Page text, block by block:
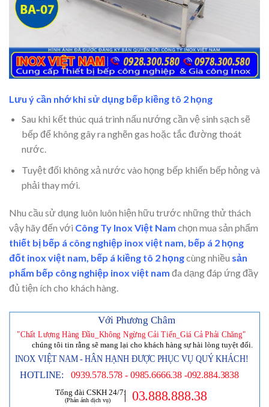
Lưu ý cần nhớ khi sử dụng bếp kiềng tô 2 họng
Sau khi kết thúc quá trình nấu nướng cần vệ sinh sạch sẽ
bếp để không gây ra nghẽn gas hoặc tắc đường thoát
nước.
Tuyệt đối không xả nước vào họng bếp khiến bếp hỏng và
phải thay mới.
Nhu cầu sử dụng luôn luôn hiện hữu trước những thử thách
vậy hãy đến với Công Ty Inox Việt Nam chọn mua sản phẩm
thiết bị bếp á công nghiệp inox việt nam, bếp á 2 họng
đốt inox việt nam , bếp á kiềng tô 2 họngcùng nhiều sản
phẩm bếp công nghiệp inox việt nam đa dạng đáp ứng đầy
đủ tiện ích cho khách hàng.